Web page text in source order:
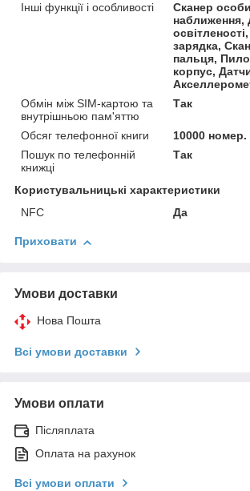
Інші функції і особливості
Сканер
наближення,
зарядка,
пальця,
корпус,
Обмін між SIM-картою та
внутрішньою пам'яттю
Так
Обсяг телефонної книги
10000 номер.
Пошук по телефонній
книжці
Так
Користувальницькі характеристики
NFC
Да
Приховати
Умови доставки
Нова Пошта
Всі умови доставки
Умови оплати
Післяплата
Оплата на рахунок
Всі умови оплати